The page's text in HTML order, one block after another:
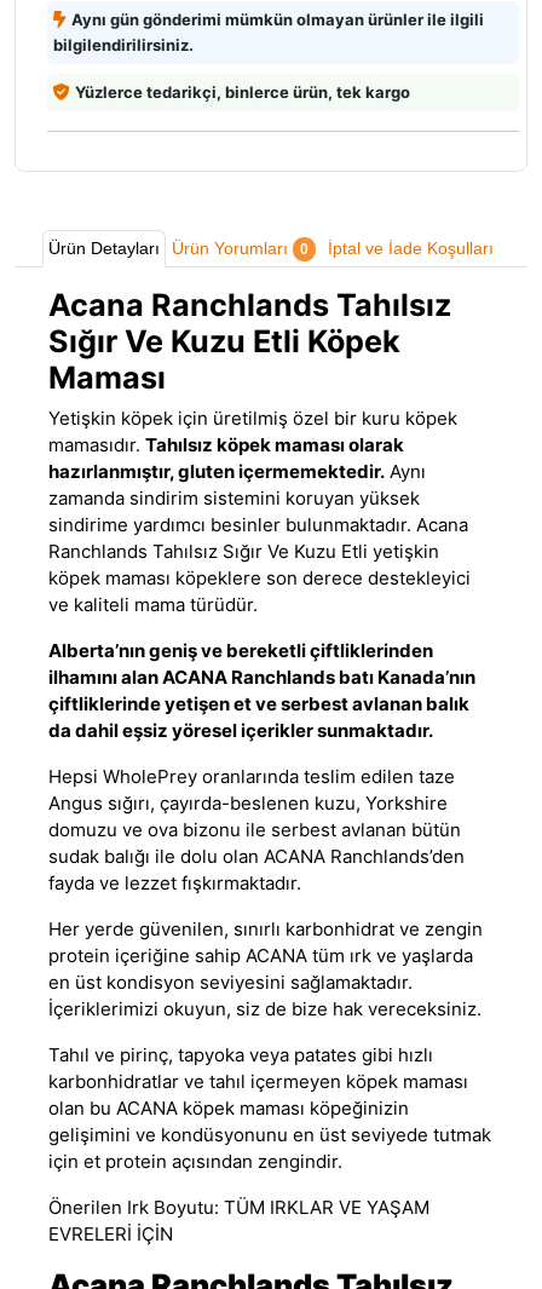
Aynı gün gönderimi mümkün olmayan ürünler ile ilgili
bilgilendirilirsiniz.
Yüzlerce tedarikçi, binlerce ürün, tek kargo
Ürün Detayları Ürün Yorumları 0 İptal ve İade Koşulları
Acana Ranchlands Tahılsız
Sığır Ve Kuzu Etli Köpek
Maması
Yetişkin köpek için üretilmiş özel bir kuru köpek
mamasıdır. Tahılsız köpek maması olarak
hazırlanmıştır, gluten içermemektedir. Aynı
zamanda sindirim sistemini koruyan yüksek
sindirime yardımcı besinler bulunmaktadır. Acana
Ranchlands Tahılsız Sığır Ve Kuzu Etli yetişkin
köpek maması köpeklere son derece destekleyici
ve kaliteli mama türüdür.
Alberta’nın geniş ve bereketli çiftliklerinden
ilhamını alan ACANA Ranchlands batı Kanada’nın
çiftliklerinde yetişen et ve serbest avlanan balık
da dahil eşsiz yöresel içerikler sunmaktadır.
Hepsi WholePrey oranlarında teslim edilen taze
Angus sığırı, çayırda-beslenen kuzu, Yorkshire
domuzu ve ova bizonu ile serbest avlanan bütün
sudak balığı ile dolu olan ACANA Ranchlands’den
fayda ve lezzet fışkırmaktadır.
Her yerde güvenilen, sınırlı karbonhidrat ve zengin
protein içeriğine sahip ACANA tüm ırk ve yaşlarda
en üst kondisyon seviyesini sağlamaktadır.
İçeriklerimizi okuyun, siz de bize hak vereceksiniz.
Tahıl ve pirinç, tapyoka veya patates gibi hızlı
karbonhidratlar ve tahıl içermeyen köpek maması
olan bu ACANA köpek maması köpeğinizin
gelişimini ve kondüsyonunu en üst seviyede tutmak
için et protein açısından zengindir.
Önerilen Irk Boyutu: TÜM IRKLAR VE YAŞAM
EVRELERİ İÇİN